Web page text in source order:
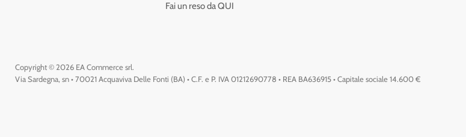
Fai un reso da QUI
Copyright © 2026 EA Commerce srl.
Via Sardegna, sn • 70021 Acquaviva Delle Fonti (BA) • C.F. e P. IVA 01212690778 • REA BA636915 • Capitale sociale 14.600 €